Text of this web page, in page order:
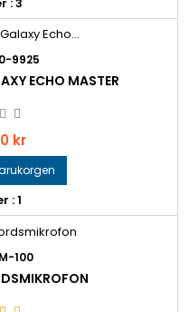
9925
ECHO MASTER
kr
: 1
M-100